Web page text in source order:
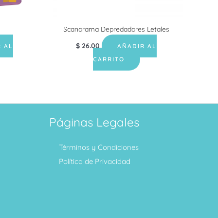
AL
Scanorama Depredadores Letales
$ 26.00
AÑADIR AL
CARRITO
Páginas Legales
Términos y Condiciones
Política de Privacidad